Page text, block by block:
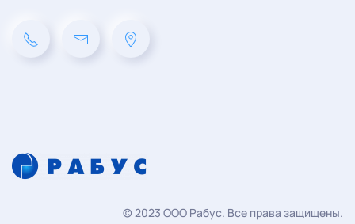
© 2023 ООО Рабус. Все права защищены.